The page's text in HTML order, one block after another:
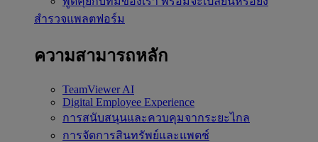
สำรวจแพลตฟอร์ม
ความสามารถหลัก
TeamViewer AI
Digital Employee Experience
การสนับสนุนและควบคุมจากระยะไกล
การจัดการสินทรัพย์และแพตช์